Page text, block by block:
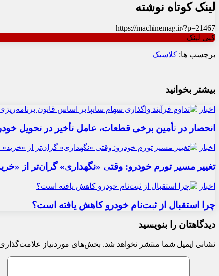
لینک کوتاه نوشته
https://machinemag.ir/?p=21467
کپی لینک
برچسب ها: کلاسیک
بیشتر بخوانید
اخبار
انحصار در تأمین برخی قطعات، عامل تأخیر در تحویل
اخبار
تغییر مسیر تورم خودرو: وقتی «نگهداری» گران‌تر از
اخبار
چرا استقبال از ثبت‌نام خودرو کاهش یافته است؟
دیدگاهتان را بنویسید
نشانی ایمیل شما منتشر نخواهد شد. بخش‌های موردنیاز